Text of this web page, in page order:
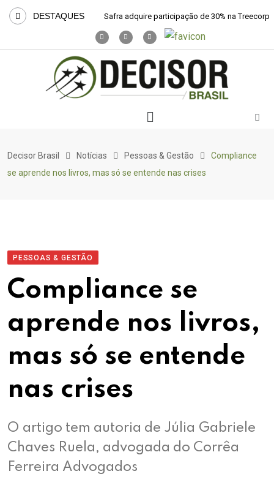
DESTAQUES Safra adquire participação de 30% na Treecorp
Decisor Brasil Notícias Pessoas & Gestão
Compliance
se aprende nos livros, mas só se entende nas crises
PESSOAS & GESTÃO
Compliance se
aprende nos livros,
mas só se entende
nas crises
O artigo tem autoria de Júlia Gabriele
Chaves Ruela, advogada do Corrêa
Ferreira Advogados